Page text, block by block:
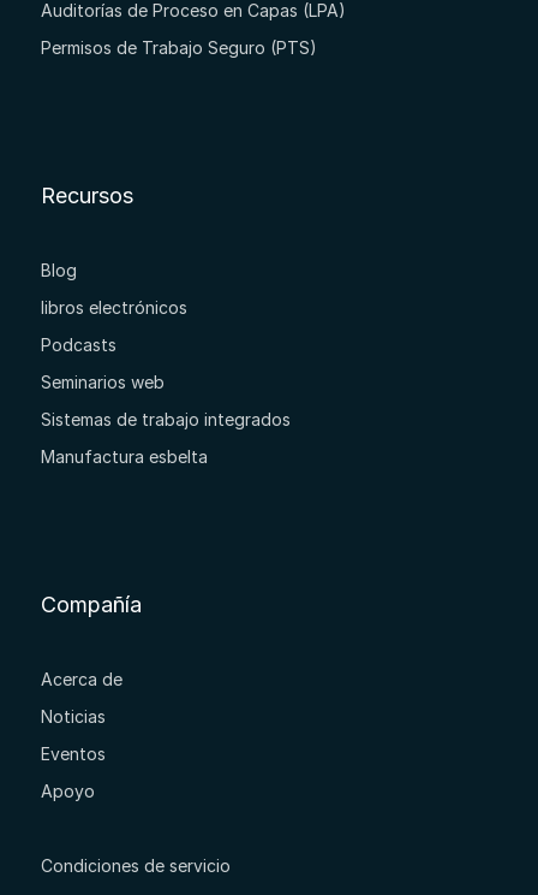
Auditorías de Proceso en Capas (LPA)
Permisos de Trabajo Seguro (PTS)
Recursos
Blog
libros electrónicos
Podcasts
Seminarios web
Sistemas de trabajo integrados
Manufactura esbelta
Compañía
Acerca de
Noticias
Eventos
Apoyo
Condiciones de servicio